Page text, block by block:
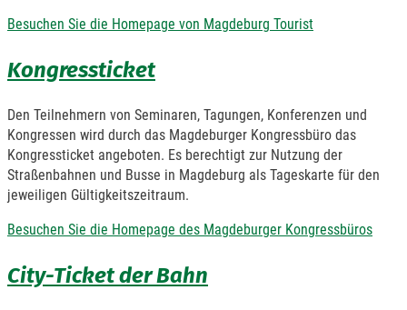
Besuchen Sie die Homepage von Magdeburg Tourist
Kongressticket
Den Teilnehmern von Seminaren, Tagungen, Konferenzen und
Kongressen wird durch das Magdeburger Kongressbüro das
Kongressticket angeboten. Es berechtigt zur Nutzung der
Straßenbahnen und Busse in Magdeburg als Tageskarte für den
jeweiligen Gültigkeitszeitraum.
Besuchen Sie die Homepage des Magdeburger Kongressbüros
City-Ticket der Bahn